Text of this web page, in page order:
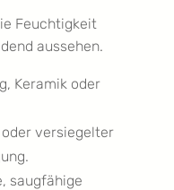
Feuchtigkeit
aussehen.
Keramik oder
versiegelter
saugfähige